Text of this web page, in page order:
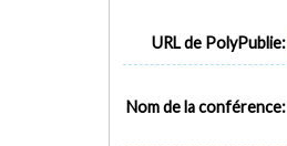
URL de PolyPublie:
Nom de la conférence: